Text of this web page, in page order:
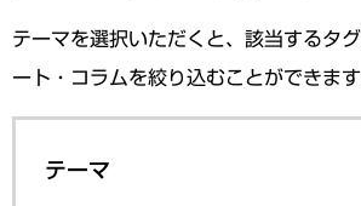
テーマを選択いただくと、該当するタ
ート・コラムを絞り込むことができます
テーマ